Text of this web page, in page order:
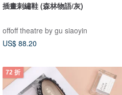
插畫刺繡鞋 (森林物語/灰)
offoff theatre by gu siaoyin
US$ 88.20
72 折